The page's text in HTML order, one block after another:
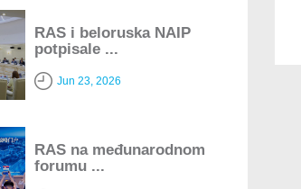
RAS i beloruska NAIP
potpisale ...
Jun 23, 2026
RAS na međunarodnom
forumu ...